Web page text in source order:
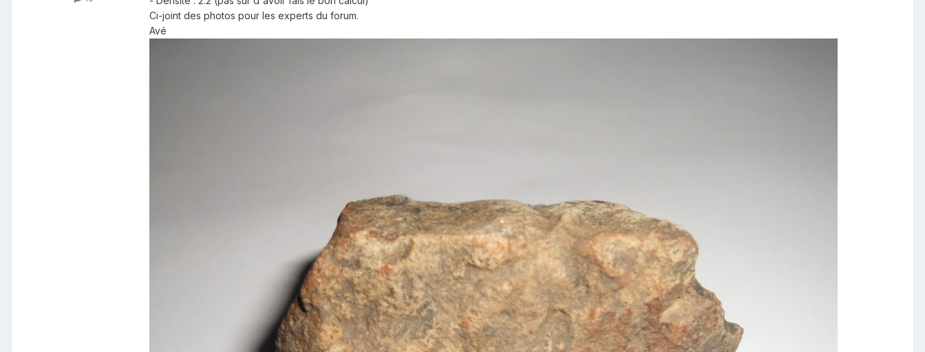
Ci-joint des photos pour les experts du forum.
Avé